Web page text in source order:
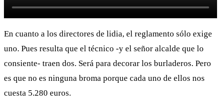
En cuanto a los directores de lidia, el reglamento sólo exige
uno. Pues resulta que el técnico -y el señor alcalde que lo
consiente- traen dos. Será para decorar los burladeros. Pero
es que no es ninguna broma porque cada uno de ellos nos
cuesta 5.280 euros.